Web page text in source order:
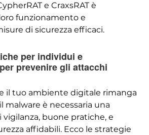
e CraxsRAT è
funzionamento e
di sicurezza efficaci.
per individui e
prevenire gli attacchi
il tuo ambiente digitale rimanga
è necessaria una
buone pratiche, e
affidabili. Ecco le strategie